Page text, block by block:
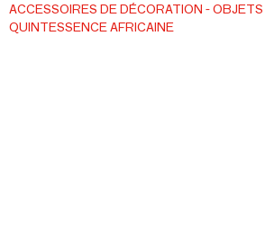
ACCESSOIRES DE DÉCORATION
OBJETS
QUINTESSENCE AFRICAINE